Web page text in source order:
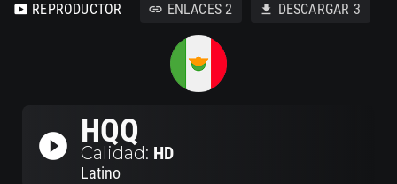
smart_display REPRODUCTOR link ENLACES 2 download DESCARGAR 3
play_circle_filled HQQ
Calidad: HD
Latino